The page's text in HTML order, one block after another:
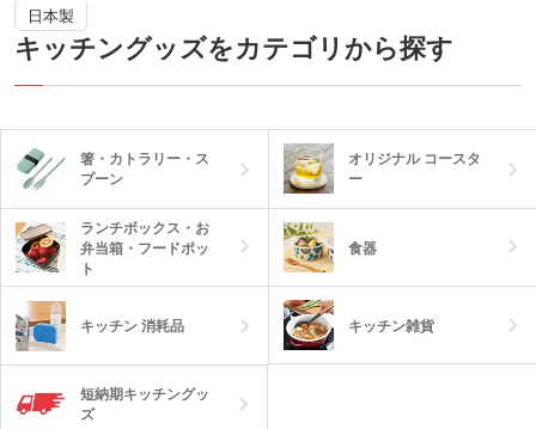
日本製
キッチングッズをカテゴリから探す
箸・カトラリー・ス
プーン
オリジナル コースタ
ー
ランチボックス・お
弁当箱・フードポッ
ト
食器
キッチン 消耗品 キッチン雑貨
短納期キッチングッ
ズ